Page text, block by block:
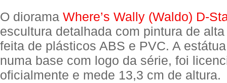
O diorama Where’s Wally (Waldo) D-
escultura detalhada com pintura de
feita de plásticos ABS e PVC. A
numa base com logo da série, foi
oficialmente e mede 13,3 cm de altura.